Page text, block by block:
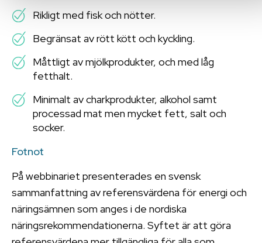
Rikligt med fisk och nötter.
Begränsat av rött kött och kyckling.
Måttligt av mjölkprodukter, och med låg
fetthalt.
Minimalt av charkprodukter, alkohol samt
processad mat men mycket fett, salt och
socker.
Fotnot
På webbinariet presenterades en svensk
sammanfattning av referensvärdena för energi och
näringsämnen som anges i de nordiska
näringsrekommendationerna. Syftet är att göra